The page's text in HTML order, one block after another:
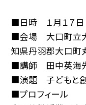
■日時 １月１７日
■会場 大口町立大
知県丹羽郡大口町
■講師 田中英海先
■演題 子どもと創
■プロフィール